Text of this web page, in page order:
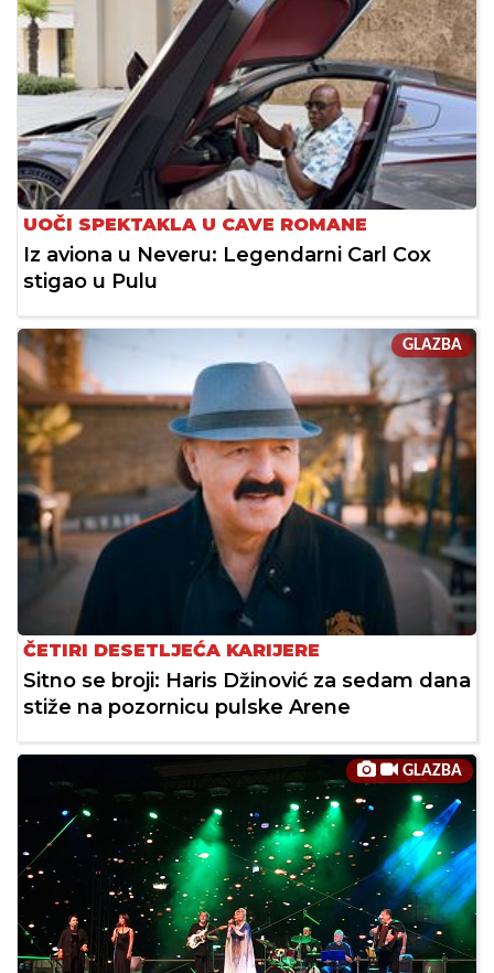
UOČI SPEKTAKLA U CAVE ROMANE
Iz aviona u Neveru: Legendarni Carl Cox
stigao u Pulu
GLAZBA
ČETIRI DESETLJEĆA KARIJERE
Sitno se broji: Haris Džinović za sedam dana
stiže na pozornicu pulske Arene
GLAZBA